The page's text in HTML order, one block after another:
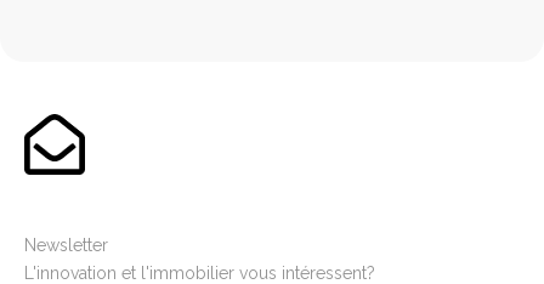
Newsletter
L'innovation et l'immobilier vous intéressent?